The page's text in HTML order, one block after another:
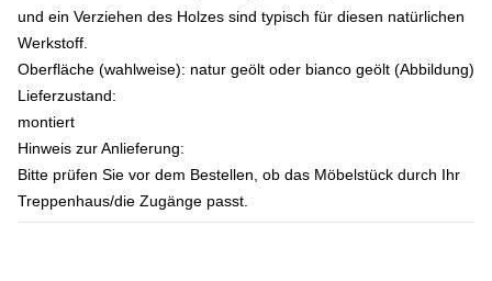
und ein Verziehen des Holzes sind typisch für diesen natürlichen
Werkstoff.
Oberfläche (wahlweise): natur geölt oder bianco geölt (Abbildung)
Lieferzustand:
montiert
Hinweis zur Anlieferung:
Bitte prüfen Sie vor dem Bestellen, ob das Möbelstück durch Ihr
Treppenhaus/die Zugänge passt.